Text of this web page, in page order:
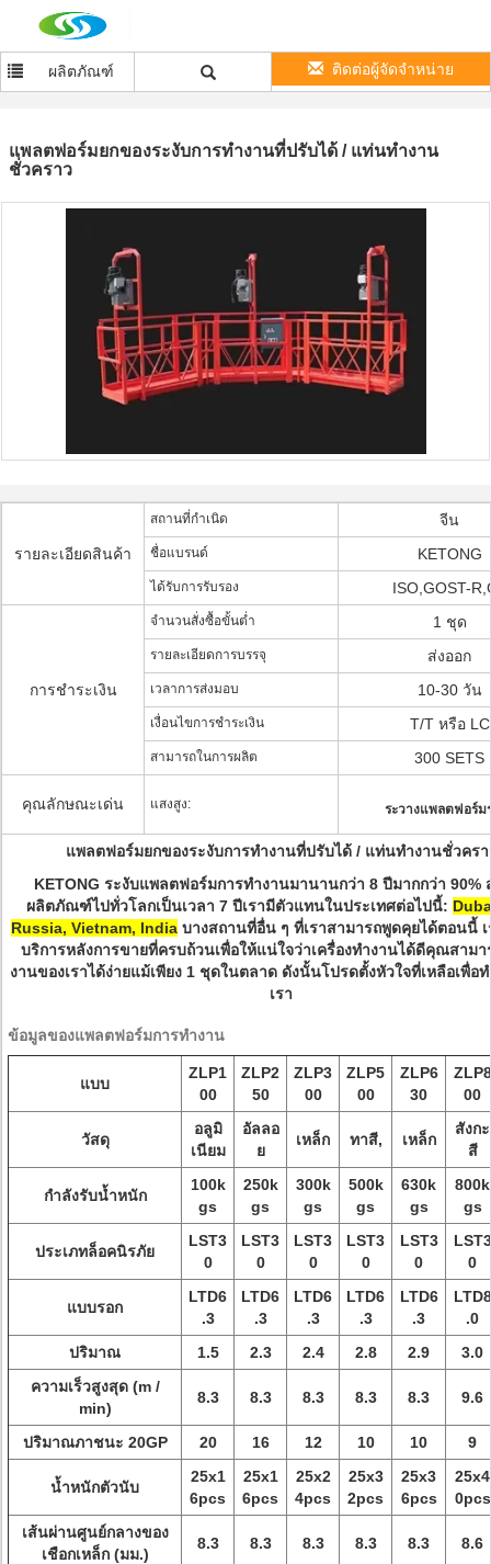
ผลิตภัณฑ์ ติดต่อผู้จัดจำหน่าย
แพลตฟอร์มยกของระงับการทำงานที่ปรับได้ / แท่นทำงาน
ชั่วคราว
รายละเอียดสินค้า
สถานที่กำเนิด จีน
ชื่อแบรนด์ KETONG
ได้รับการรับรอง ISO,GOST-
การชำระเงิน
จำนวนสั่งซื้อขั้นต่ำ 1 ชุด
รายละเอียดการบรรจุ ส่งออก
เวลาการส่งมอบ 10-30 วัน
เงื่อนไขการชำระเงิน T/T หรือ LC
สามารถในการผลิต 300 SETS
คุณลักษณะเด่น แสงสูง: ระวางแพลตฟอร์ม
แพลตฟอร์มยกของระงับการทำงานที่ปรับได้ / แท่นทำงานชั่วครา
KETONG ระงับแพลตฟอร์มการทำงานมานานกว่า 8 ปีมากกว่า 90%
ผลิตภัณฑ์ไปทั่วโลกเป็นเวลา 7 ปีเรามีตัวแทนในประเทศต่อไปนี้:
Russia, Vietnam, Indiaบางสถานที่อื่น ๆ ที่เราสามารถพูดคุยได้ตอนนี้
บริการหลังการขายที่ครบถ้วนเพื่อให้แน่ใจว่าเครื่องทำงานได้ดีคุณสามา
งานของเราได้ง่ายแม้เพียง 1 ชุดในตลาด ดังนั้นโปรดตั้งหัวใจที่เหลือเพื่อ
เรา
ข้อมูลของแพลตฟอร์มการทำงาน
แบบ
ZLP1
00
ZLP2
50
ZLP3
00
ZLP5
00
ZLP6
30
ZLP8
00
วัสดุ
อลูมิ
เนียม
อัลลอ
ย
เหล็ก ทาสี, เหล็ก
สังกะ
สี
กำลังรับน้ำหนัก
100k
gs
250k
gs
300k
gs
500k
gs
630k
gs
800k
gs
ประเภทล็อคนิรภัย
LST3
0
LST3
0
LST3
0
LST3
0
LST3
0
LST3
0
แบบรอก
LTD6
.3
LTD6
.3
LTD6
.3
LTD6
.3
LTD6
.3
LTD8
.0
ปริมาณ
1.5 2.3 2.4 2.8 2.9
3.0
ความเร็วสูงสุด (m /
min)
8.3 8.3 8.3 8.3 8.3 9.6
ปริมาณภาชนะ 20GP 20 16 12 10 10 9
น้ำหนักตัวนับ
25x1
6pcs
25x1
6pcs
25x2
4pcs
25x3
2pcs
25x3
6pcs
25x4
0pcs
เส้นผ่านศูนย์กลางของ
เชือกเหล็ก (มม.)
8.3 8.3 8.3 8.3 8.3 8.6